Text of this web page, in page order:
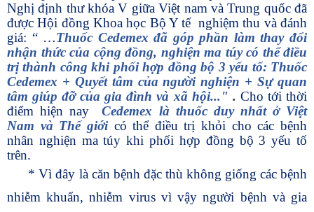
Nghị định thư khóa V giữa Việt nam và Trung quốc đã
được Hội đồng Khoa học Bộ Y tế nghiệm thu và đánh
giá: “ …Thuốc Cedemex đã góp phần làm thay đổi
nhận thức của cộng đồng, nghiện ma túy có thể điều
trị thành công khi phối hợp đồng bộ 3 yếu tố: Thuốc
Cedemex + Quyết tâm của người nghiện + Sự quan
tâm giúp đỡ của gia đình và xã hội..." . Cho tới thời
điểm hiện nay
Cedemex là thuốc duy nhất ở Việt
Nam và Thế giới có thể điều trị khỏi cho các bệnh
nhân nghiện ma túy khi phối hợp đồng bộ 3 yếu tố
trên.
* Vì đây là căn bệnh đặc thù không giống các bệnh
nhiễm khuẩn, nhiễm virus vì vậy người bệnh và gia